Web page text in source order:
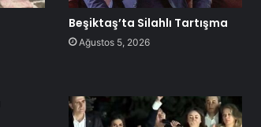
Beşiktaş’ta Silahlı Tartışma
Ağustos 5, 2026